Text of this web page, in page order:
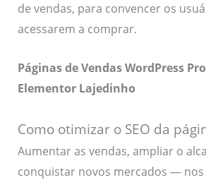
de vendas, para convencer os
acessarem a comprar.
Páginas de Vendas WordPress
Elementor Lajedinho
Como otimizar o SEO da
Aumentar as vendas, ampliar o
conquistar novos mercados —